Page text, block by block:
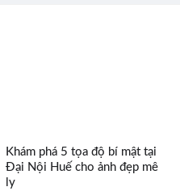
Khám phá 5 tọa độ bí mật tại
Đại Nội Huế cho ảnh đẹp mê
ly